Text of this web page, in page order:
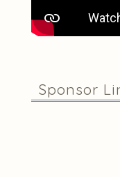
Sponsor